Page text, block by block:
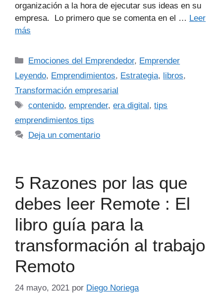
organización a la hora de ejecutar sus ideas en su
empresa. Lo primero que se comenta en el … Leer
más
Emociones del Emprendedor, Emprender
Leyendo, Emprendimientos, Estrategia, libros,
Transformación empresarial
contenido,emprender,era digital,tips
emprendimientos tips
Deja un comentario
5 Razones por las que
debes leer Remote : El
libro guía para la
transformación al trabajo
Remoto
24 mayo, 2021 por Diego Noriega